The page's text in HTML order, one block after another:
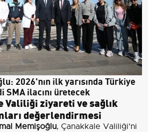
2026'nın ilk yarısında Türkiye
SMA ilacını üretecek
Valiliği ziyareti ve sağlık
değerlendirmesi
Memişoğlu, Çanakkale Valiliği'ni